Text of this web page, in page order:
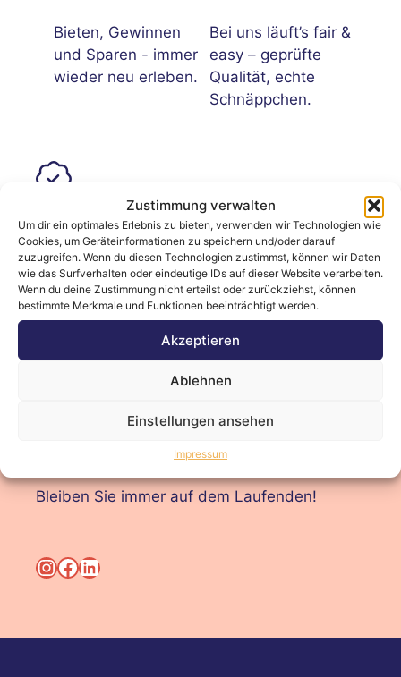
Zustimmung verwalten
Um dir ein optimales Erlebnis zu bieten, verwenden wir Technologien wie
Cookies, um Geräteinformationen zu speichern und/oder darauf
zuzugreifen. Wenn du diesen Technologien zustimmst, können wir Daten
wie das Surfverhalten oder eindeutige IDs auf dieser Website verarbeiten.
Wenn du deine Zustimmung nicht erteilst oder zurückziehst, können
bestimmte Merkmale und Funktionen beeinträchtigt werden.
Akzeptieren
Ablehnen
Einstellungen ansehen
Impressum
Bieten, Gewinnen
und Sparen - immer
wieder neu erleben.
Bei uns läuft’s fair &
easy – geprüfte
Qualität, echte
Schnäppchen.
Unser Kundensupport
Wir sind für Sie da – schnell, freundlich &
ohne Warteschleife.
Folgen Sie uns!
Bleiben Sie immer auf dem Laufenden!
Instagram
Facebook
LinkedIn